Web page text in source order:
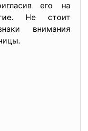
его на
Не стоит
внимания